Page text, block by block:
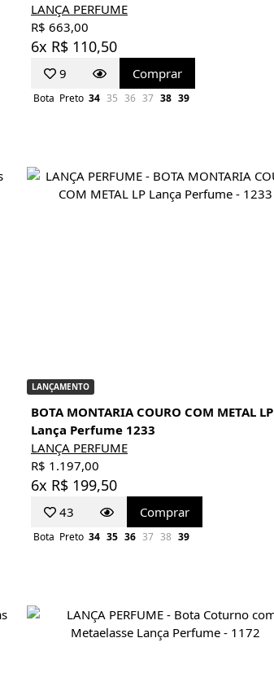
LANÇA PERFUME
R$ 663,00
6x R$ 110,50
9 Comprar
Bota Preto 34 35 36 37 38 39
LANÇAMENTO
BOTA MONTARIA COURO COM METAL LP
Lança Perfume 1233
LANÇA PERFUME
R$ 1.197,00
6x R$ 199,50
43 Comprar
Bota Preto 34 35 36 37 38 39